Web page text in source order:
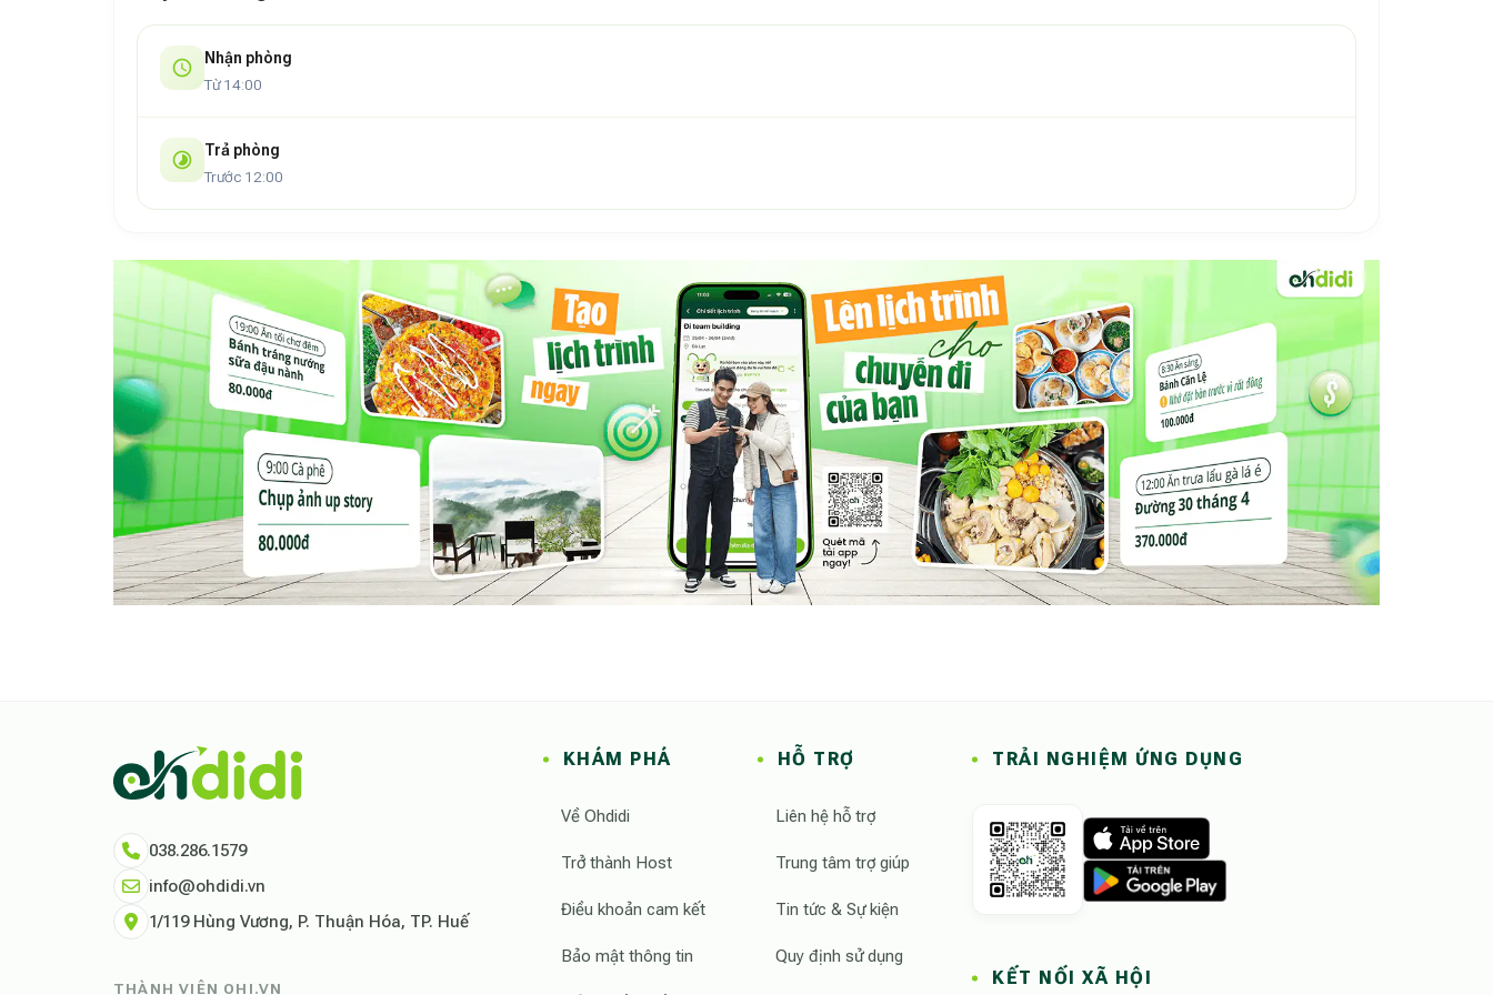
phải lo lắng bất cứ điều gì.
Nhận phòng
Từ 14:00
Trả phòng
Trước 12:00
038.286.1579
info@ohdidi.vn
1/119 Hùng Vương, P. Thuận Hóa, TP. Huế
THÀNH VIÊN OHI.VN
KHÁM PHÁ
Về Ohdidi
Trở thành Host
Điều khoản cam kết
Bảo mật thông tin
HỖ TRỢ
Liên hệ hỗ trợ
Trung tâm trợ giúp
Tin tức & Sự kiện
Quy định sử dụng
TRẢI NGHIỆM ỨNG DỤNG
KẾT NỐI XÃ HỘI